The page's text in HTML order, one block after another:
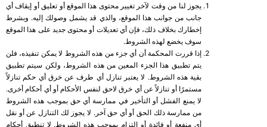
يجوز لنا من وقت لآخر تغيير محتوى هذا الموقع أو تعليق أو إيقاف أي
جانب من جوانب هذا الموقع، والذي قد يشمل وصولك إليه. وبشرط
إخطارك بخلاف ذلك، فإن أي تعديلات أو محتوى جديد على هذا الموقع
سوف يخضع لهذه الشروط.
إذا قررت المحكمة أن أي جزء من هذه الشروط لا يمكن تنفيذه، فلن
يتم تطبيق هذا الجزء المعين من هذه الشروط، ولكن سيتم تطبيق
بقية هذه الشروط. لا يعتبر تنازل أي طرف عن خرق أي حكم تنازلاً
مستمرًا أو تنازلاً عن أي خرق لاحق لنفس الأحكام أو أي أحكام أخرى.
لا يمنع الفشل أو التأخير في ممارسة أي حق بموجب هذه الشروط
من ممارسة ذلك الحق أو أي حق آخر. لا يجوز لك التنازل عن أو نقل
أي منفعة أو فائدة أو التزام بموجب هذه الشروط. لا تنطبق أحكام